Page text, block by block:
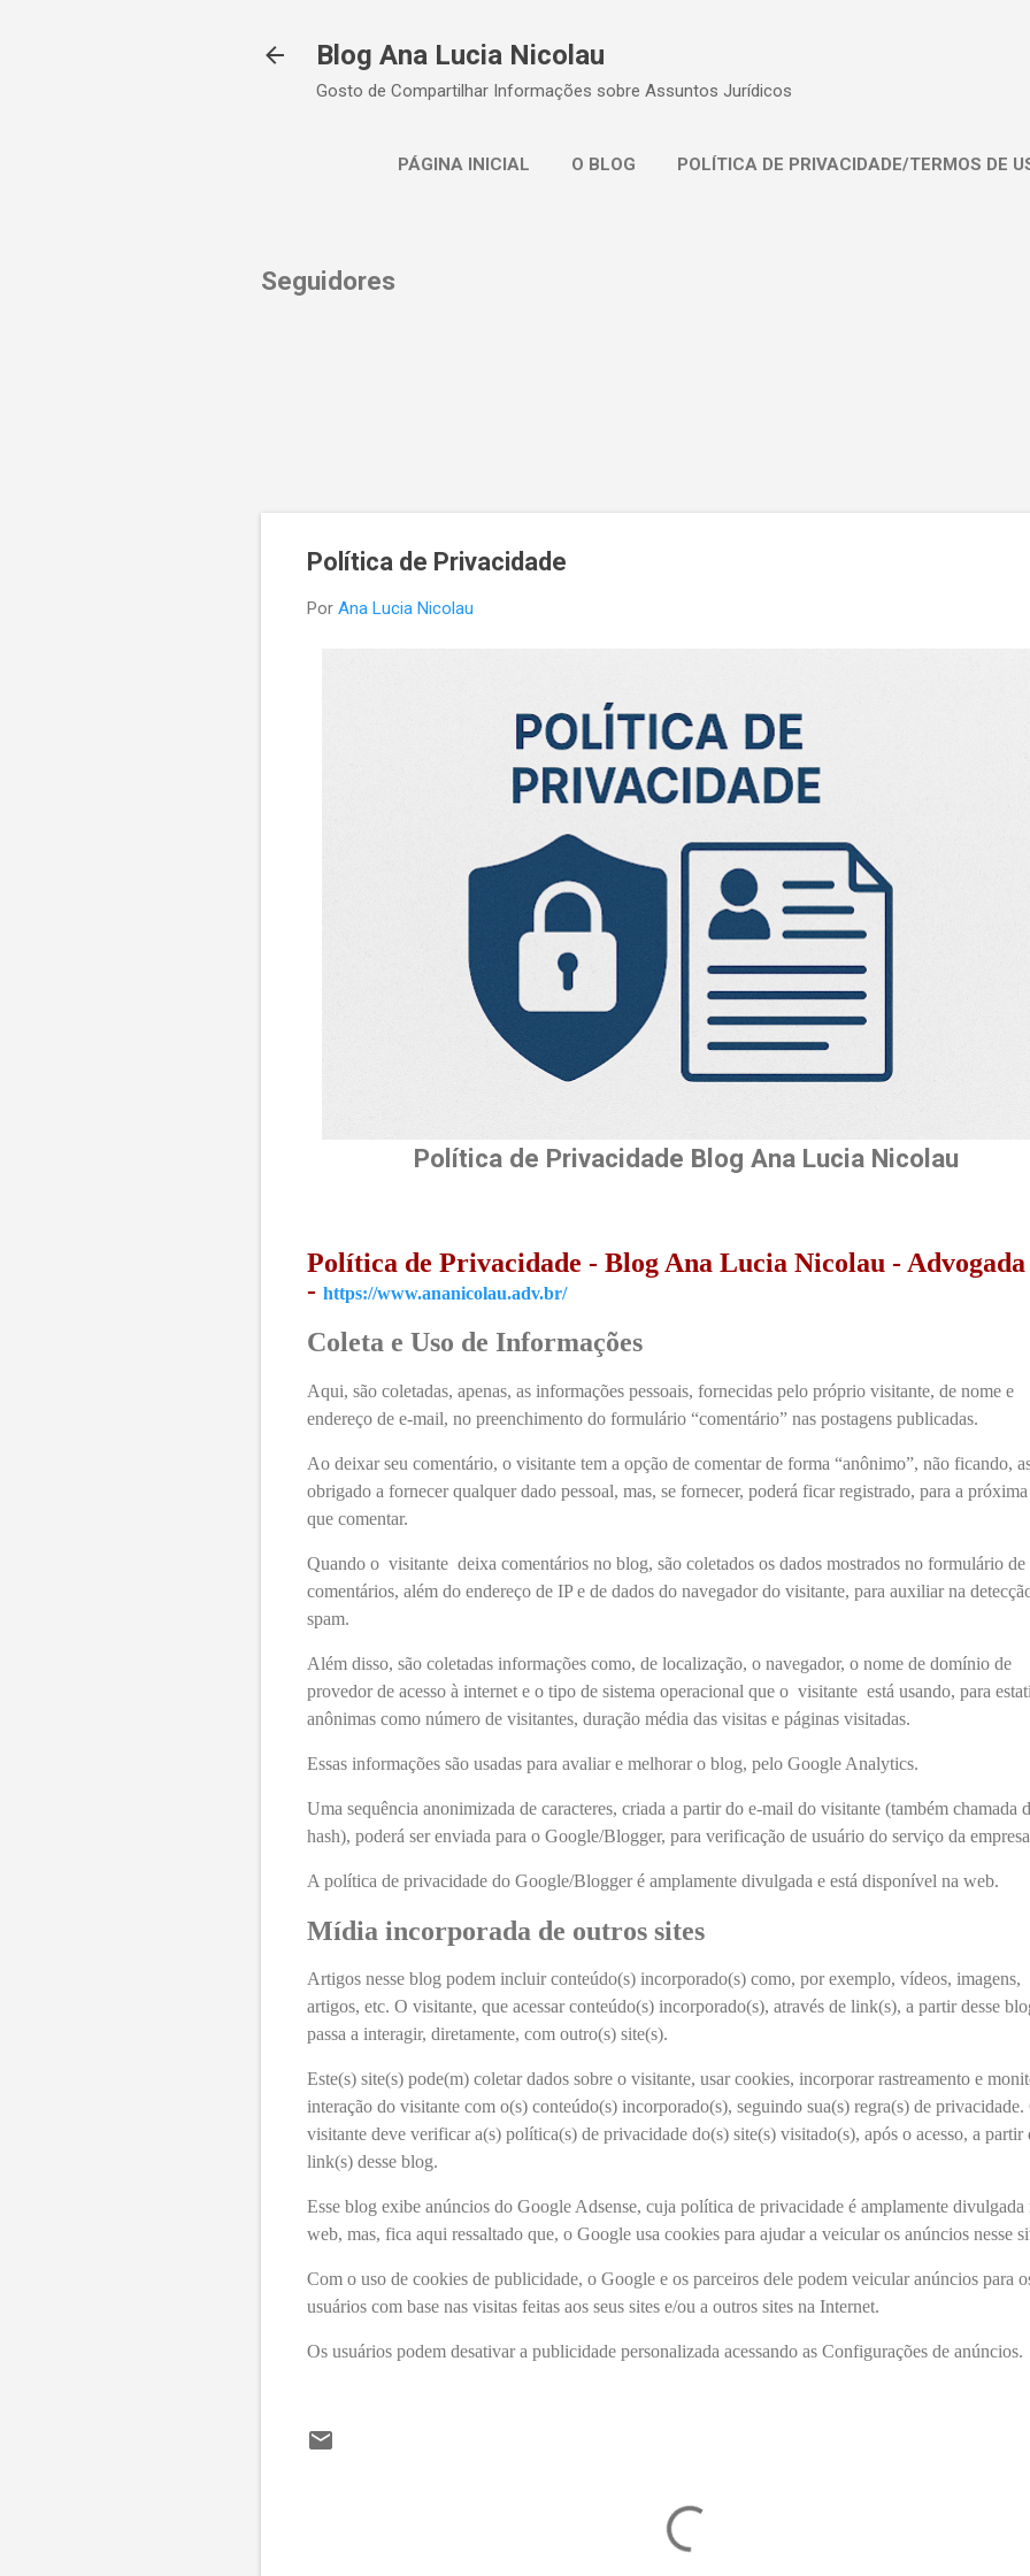
Blog Ana Lucia Nicolau
Gosto de Compartilhar Informações sobre Assuntos Jurídicos
PÁGINA INICIAL O BLOG POLÍTICA DE PRIVACIDADE/TERMOS DE
Seguidores
Política de Privacidade
Por Ana Lucia Nicolau
Política de Privacidade Blog Ana Lucia Nicolau
Política de Privacidade - Blog Ana Lucia Nicolau - Advogada
- https://www.ananicolau.adv.br/
Coleta e Uso de Informações
Aqui, são coletadas, apenas, as informações pessoais, fornecidas pelo próprio visitante, de nome e
endereço de e-mail, no preenchimento do formulário “comentário” nas postagens publicadas.
Ao deixar seu comentário, o visitante tem a opção de comentar de forma “anônimo”, não ficando,
obrigado a fornecer qualquer dado pessoal, mas, se fornecer, poderá ficar registrado, para a
que comentar.
Quando o visitante deixa comentários no blog, são coletados os dados mostrados no formulário de
comentários, além do endereço de IP e de dados do navegador do visitante, para auxiliar na
spam.
Além disso, são coletadas informações como, de localização, o navegador, o nome de domínio de
provedor de acesso à internet e o tipo de sistema operacional que o visitante está usando, para
anônimas como número de visitantes, duração média das visitas e páginas visitadas.
Essas informações são usadas para avaliar e melhorar o blog, pelo Google Analytics.
Uma sequência anonimizada de caracteres, criada a partir do e-mail do visitante (também chamada
hash), poderá ser enviada para o Google/Blogger, para verificação de usuário do serviço da
A política de privacidade do Google/Blogger é amplamente divulgada e está disponível na web.
Mídia incorporada de outros sites
Artigos nesse blog podem incluir conteúdo(s) incorporado(s) como, por exemplo, vídeos, imagens,
artigos, etc. O visitante, que acessar conteúdo(s) incorporado(s), através de link(s), a partir desse
passa a interagir, diretamente, com outro(s) site(s).
Este(s) site(s) pode(m) coletar dados sobre o visitante, usar cookies, incorporar rastreamento e
interação do visitante com o(s) conteúdo(s) incorporado(s), seguindo sua(s) regra(s) de privacidade.
visitante deve verificar a(s) política(s) de privacidade do(s) site(s) visitado(s), após o acesso, a partir
link(s) desse blog.
Esse blog exibe anúncios do Google Adsense, cuja política de privacidade é amplamente divulgada
web, mas, fica aqui ressaltado que, o Google usa cookies para ajudar a veicular os anúncios nesse
Com o uso de cookies de publicidade, o Google e os parceiros dele podem veicular anúncios para
usuários com base nas visitas feitas aos seus sites e/ou a outros sites na Internet.
Os usuários podem desativar a publicidade personalizada acessando as Configurações de anúncios.